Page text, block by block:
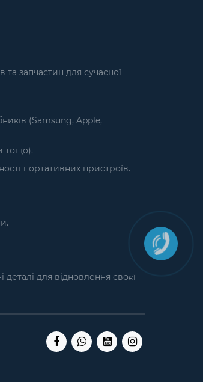
запчастин для сучасної
(Samsung, Apple,
тощо).
портативних пристроїв.
деталі для відновлення своєї